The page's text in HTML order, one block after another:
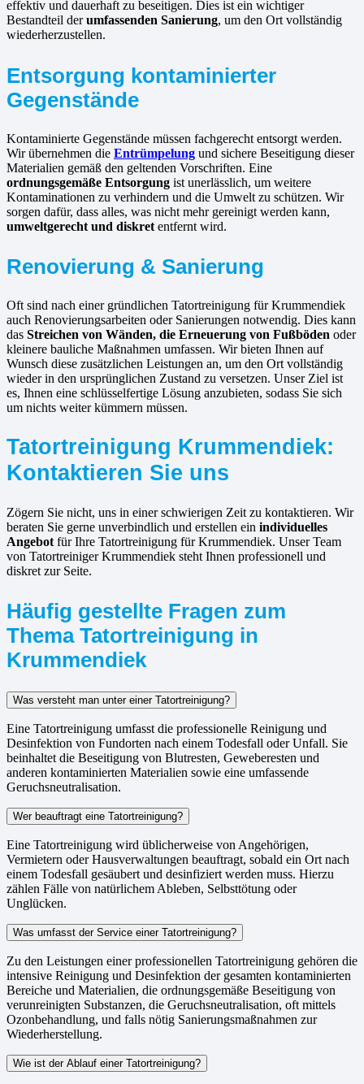
effektiv und dauerhaft zu beseitigen. Dies ist ein wichtiger
Bestandteil derumfassenden Sanierung, um den Ort vollständig
wiederherzustellen.
Entsorgung kontaminierter
Gegenstände
Kontaminierte Gegenstände müssen fachgerecht entsorgt werden.
Wir übernehmen die Entrümpelung und sichere Beseitigung dieser
Materialien gemäß den geltenden Vorschriften. Eine
ordnungsgemäße Entsorgung ist unerlässlich, um weitere
Kontaminationen zu verhindern und die Umwelt zu schützen. Wir
sorgen dafür, dass alles, was nicht mehr gereinigt werden kann,
umweltgerecht und diskret entfernt wird.
Renovierung & Sanierung
Oft sind nach einer gründlichen Tatortreinigung für Krummendiek
auch Renovierungsarbeiten oder Sanierungen notwendig. Dies kann
das Streichen von Wänden, die Erneuerung von Fußböden oder
kleinere bauliche Maßnahmen umfassen. Wir bieten Ihnen auf
Wunsch diese zusätzlichen Leistungen an, um den Ort vollständig
wieder in den ursprünglichen Zustand zu versetzen. Unser Ziel ist
es, Ihnen eine schlüsselfertige Lösung anzubieten, sodass Sie sich
um nichts weiter kümmern müssen.
Tatortreinigung Krummendiek:
Kontaktieren Sie uns
Zögern Sie nicht, uns in einer schwierigen Zeit zu kontaktieren. Wir
beraten Sie gerne unverbindlich und erstellen ein individuelles
Angebot für Ihre Tatortreinigung für Krummendiek. Unser Team
von Tatortreiniger Krummendiek steht Ihnen professionell und
diskret zur Seite.
Häufig gestellte Fragen zum
Thema Tatortreinigung in
Krummendiek
Was versteht man unter einer Tatortreinigung?
Eine Tatortreinigung umfasst die professionelle Reinigung und
Desinfektion von Fundorten nach einem Todesfall oder Unfall. Sie
beinhaltet die Beseitigung von Blutresten, Geweberesten und
anderen kontaminierten Materialien sowie eine umfassende
Geruchsneutralisation.
Wer beauftragt eine Tatortreinigung?
Eine Tatortreinigung wird üblicherweise von Angehörigen,
Vermietern oder Hausverwaltungen beauftragt, sobald ein Ort nach
einem Todesfall gesäubert und desinfiziert werden muss. Hierzu
zählen Fälle von natürlichem Ableben, Selbsttötung oder
Unglücken.
Was umfasst der Service einer Tatortreinigung?
Zu den Leistungen einer professionellen Tatortreinigung gehören die
intensive Reinigung und Desinfektion der gesamten kontaminierten
Bereiche und Materialien, die ordnungsgemäße Beseitigung von
verunreinigten Substanzen, die Geruchsneutralisation, oft mittels
Ozonbehandlung, und falls nötig Sanierungsmaßnahmen zur
Wiederherstellung.
Wie ist der Ablauf einer Tatortreinigung?